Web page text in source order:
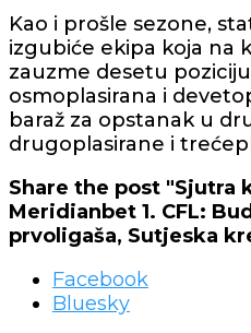
Kao i prošle sezone,
izgubiće ekipa koja na
zauzme desetu
osmoplasirana i
baraž za opstanak u
drugoplasirane i
Share the post "Sjutra
Meridianbet 1. CFL:
prvoligaša, Sutjeska
Facebook
Bluesky